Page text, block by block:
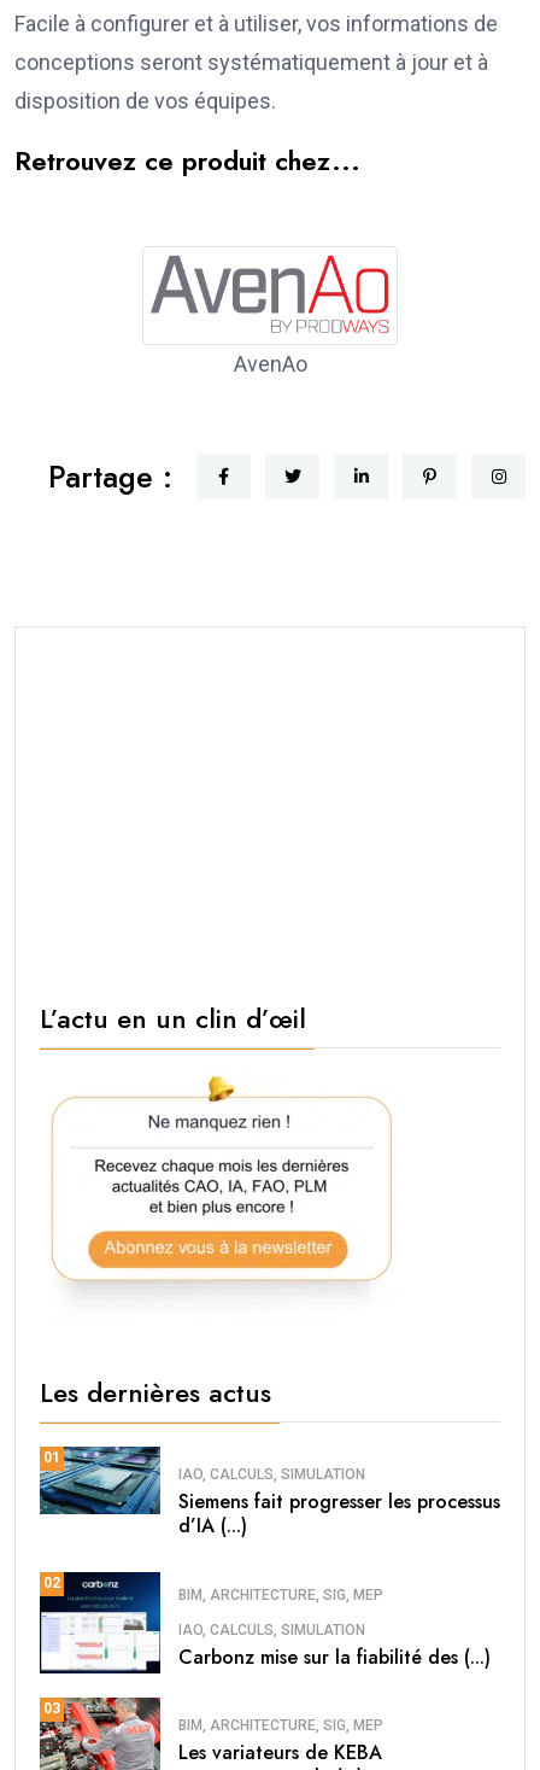
Facile à configurer et à utiliser, vos informations de
conceptions seront systématiquement à jour et à
disposition de vos équipes.
Retrouvez ce produit chez...
AvenAo
Partage :
L’actu en un clin d’œil
Les dernières actus
01
IAO, CALCULS, SIMULATION
Siemens fait progresser les processus
d’IA (...)
02
BIM, ARCHITECTURE, SIG, MEP
IAO, CALCULS, SIMULATION
Carbonz mise sur la fiabilité des (...)
03
BIM, ARCHITECTURE, SIG, MEP
Les variateurs de KEBA